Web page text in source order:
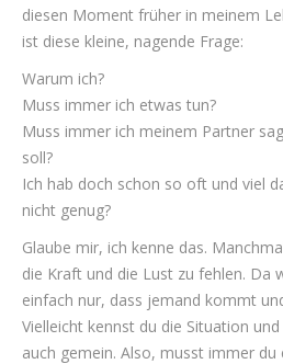
diesen Moment früher in meinem
ist diese kleine, nagende Frage:
Warum ich?
Muss immer ich etwas tun?
Muss immer ich meinem Partner
soll?
Ich hab doch schon so oft und viel
nicht genug?
Glaube mir, ich kenne das.
die Kraft und die Lust zu fehlen. Da
einfach nur, dass jemand kommt
Vielleicht kennst du die Situation
auch gemein. Also, musst immer du